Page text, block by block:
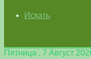
Искать
Пятница , 7 Август